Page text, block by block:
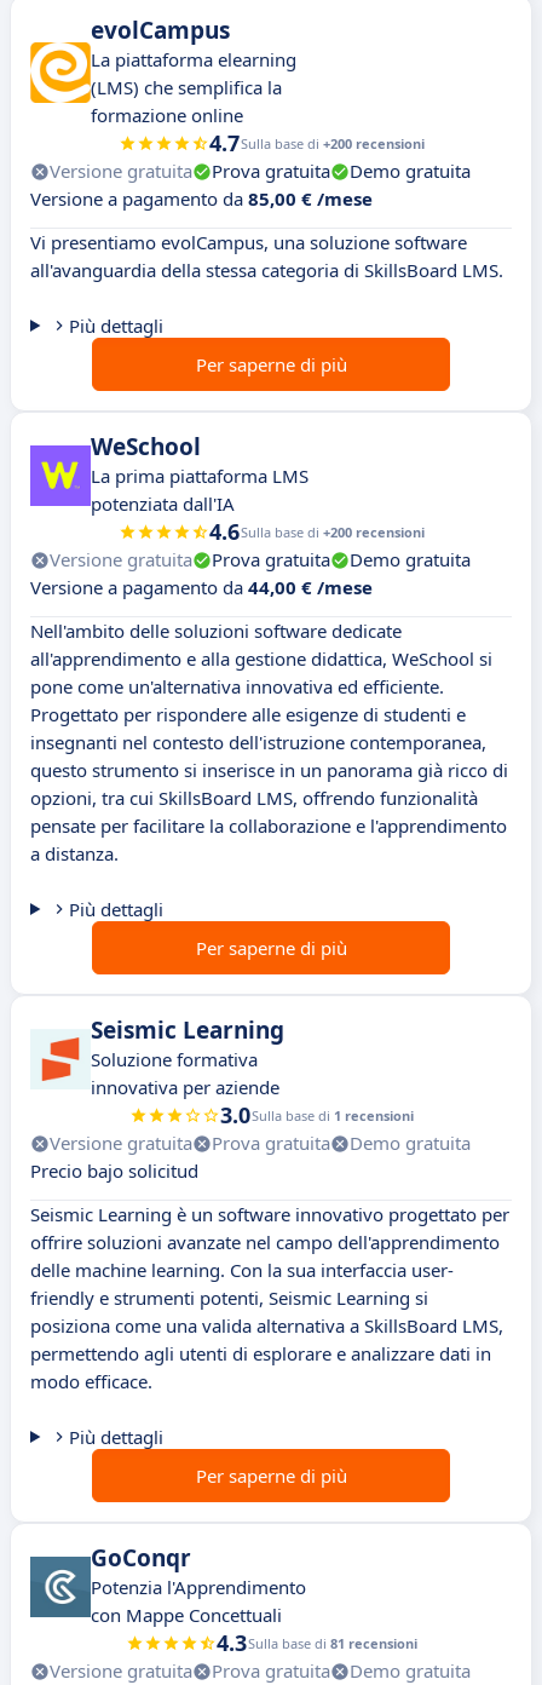
evolCampus
La piattaforma elearning
(LMS) che semplifica la
formazione online
4.7Sulla base di +200 recensioni
Versione gratuita Prova gratuita
Demo gratuita
Versione a pagamento da 85,00 € /mese
Vi presentiamo evolCampus, una soluzione software
all'avanguardia della stessa categoria di SkillsBoard LMS.
Più dettagli
Per saperne di più
WeSchool
La prima piattaforma LMS
potenziata dall'IA
4.6Sulla base di +200 recensioni
Versione gratuita Prova gratuita
Demo gratuita
Versione a pagamento da 44,00 € /mese
Nell'ambito delle soluzioni software dedicate
all'apprendimento e alla gestione didattica, WeSchool si
pone come un'alternativa innovativa ed efficiente.
Progettato per rispondere alle esigenze di studenti e
insegnanti nel contesto dell'istruzione contemporanea,
questo strumento si inserisce in un panorama già ricco di
opzioni, tra cui SkillsBoard LMS, offrendo funzionalità
pensate per facilitare la collaborazione e l'apprendimento
a distanza.
Più dettagli
Per saperne di più
Seismic Learning
Soluzione formativa
innovativa per aziende
3.0Sulla base di 1 recensioni
Versione gratuita Prova gratuita
Demo gratuita
Precio bajo solicitud
Seismic Learning è un software innovativo progettato per
offrire soluzioni avanzate nel campo dell'apprendimento
delle machine learning. Con la sua interfaccia user-
friendly e strumenti potenti, Seismic Learning si
posiziona come una valida alternativa a SkillsBoard LMS,
permettendo agli utenti di esplorare e analizzare dati in
modo efficace.
Più dettagli
Per saperne di più
GoConqr
Potenzia l'Apprendimento
con Mappe Concettuali
4.3Sulla base di 81 recensioni
Versione gratuita Prova gratuita
Demo gratuita